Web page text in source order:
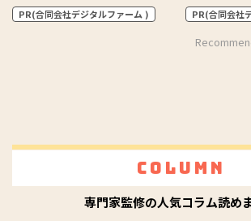
PR(合同会社デジタルファーム ) PR(合同会社
Column
専門家監修の人気コラム読め